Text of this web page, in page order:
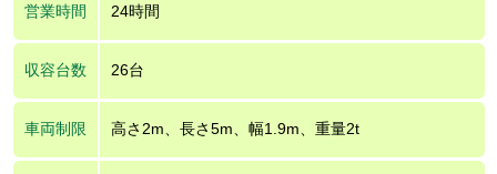
営業時間 24時間
収容台数 26台
車両制限 高さ2m、長さ5m、幅1.9m、重量2t